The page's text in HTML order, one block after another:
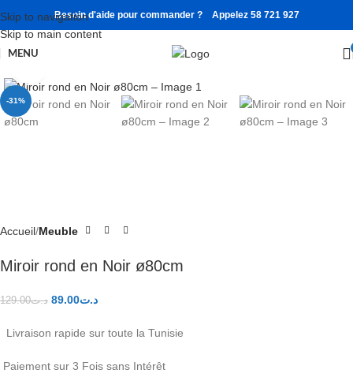
Skip to navigation
Skip to main content
Besoin d'aide pour commander ? Appelez 58 721 927
MENU
-31%
Accueil Meuble
Miroir rond en Noir ø80cm
د.ت129.00 د.ت89.00
Livraison rapide sur toute la Tunisie
Paiement sur 3 Fois sans Intérêt